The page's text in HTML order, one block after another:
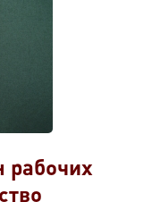
рабочих